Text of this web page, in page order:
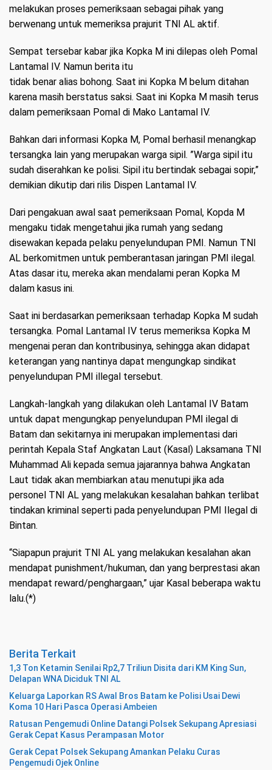
melakukan proses pemeriksaan sebagai pihak yang
berwenang untuk memeriksa prajurit TNI AL aktif.
Sempat tersebar kabar jika Kopka M ini dilepas oleh Pomal
Lantamal IV. Namun berita itu
tidak benar alias bohong. Saat ini Kopka M belum ditahan
karena masih berstatus saksi. Saat ini Kopka M masih terus
dalam pemeriksaan Pomal di Mako Lantamal IV.
Bahkan dari informasi Kopka M, Pomal berhasil menangkap
tersangka lain yang merupakan warga sipil. ”Warga sipil itu
sudah diserahkan ke polisi. Sipil itu bertindak sebagai sopir,”
demikian dikutip dari rilis Dispen Lantamal IV.
Dari pengakuan awal saat pemeriksaan Pomal, Kopda M
mengaku tidak mengetahui jika rumah yang sedang
disewakan kepada pelaku penyelundupan PMI. Namun TNI
AL berkomitmen untuk pemberantasan jaringan PMI ilegal.
Atas dasar itu, mereka akan mendalami peran Kopka M
dalam kasus ini.
Saat ini berdasarkan pemeriksaan terhadap Kopka M sudah
tersangka. Pomal Lantamal IV terus memeriksa Kopka M
mengenai peran dan kontribusinya, sehingga akan didapat
keterangan yang nantinya dapat mengungkap sindikat
penyelundupan PMI illegal tersebut.
Langkah-langkah yang dilakukan oleh Lantamal IV Batam
untuk dapat mengungkap penyelundupan PMI ilegal di
Batam dan sekitarnya ini merupakan implementasi dari
perintah Kepala Staf Angkatan Laut (Kasal) Laksamana TNI
Muhammad Ali kepada semua jajarannya bahwa Angkatan
Laut tidak akan membiarkan atau menutupi jika ada
personel TNI AL yang melakukan kesalahan bahkan terlibat
tindakan kriminal seperti pada penyelundupan PMI Ilegal di
Bintan.
“Siapapun prajurit TNI AL yang melakukan kesalahan akan
mendapat punishment/hukuman, dan yang berprestasi akan
mendapat reward/penghargaan,” ujar Kasal beberapa waktu
lalu.(*)
Berita Terkait
1,3 Ton Ketamin Senilai Rp2,7 Triliun Disita dari KM King Sun,
Delapan WNA Diciduk TNI AL
Keluarga Laporkan RS Awal Bros Batam ke Polisi Usai Dewi
Koma 10 Hari Pasca Operasi Ambeien
Ratusan Pengemudi Online Datangi Polsek Sekupang Apresiasi
Gerak Cepat Kasus Perampasan Motor
Gerak Cepat Polsek Sekupang Amankan Pelaku Curas
Pengemudi Ojek Online